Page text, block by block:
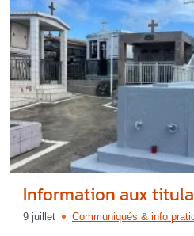
Information aux
9 juillet Communiqués & info